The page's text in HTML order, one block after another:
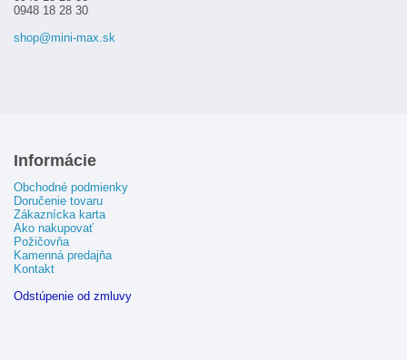
0948 18 28 30
shop@mini-max.sk
Informácie
Obchodné podmienky
Doručenie tovaru
Zákaznícka karta
Ako nakupovať
Požičovňa
Kamenná predajňa
Kontakt
Odstúpenie od zmluvy